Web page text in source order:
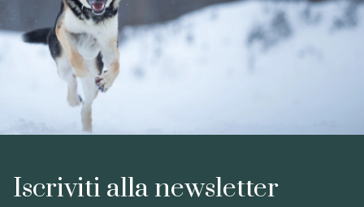
Iscriviti alla newsletter